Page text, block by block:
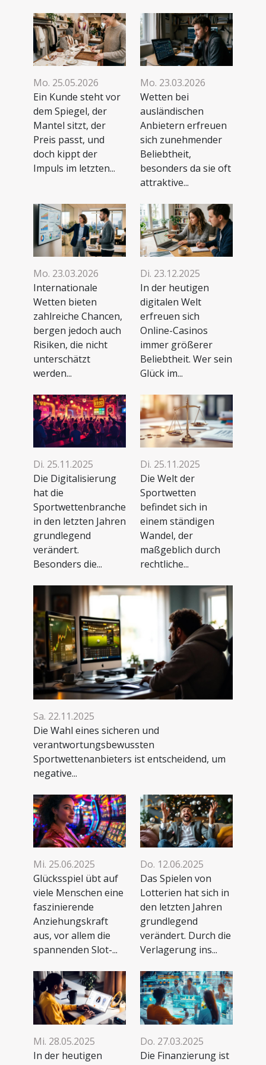
Mo. 25.05.2026
Ein Kunde steht vor
dem Spiegel, der
Mantel sitzt, der
Preis passt, und
doch kippt der
Impuls im letzten...
Mo. 23.03.2026
Wetten bei
ausländischen
Anbietern erfreuen
sich zunehmender
Beliebtheit,
besonders da sie oft
attraktive...
Mo. 23.03.2026
Internationale
Wetten bieten
zahlreiche Chancen,
bergen jedoch auch
Risiken, die nicht
unterschätzt
werden...
Di. 23.12.2025
In der heutigen
digitalen Welt
erfreuen sich
Online-Casinos
immer größerer
Beliebtheit. Wer sein
Glück im...
Di. 25.11.2025
Die Digitalisierung
hat die
Sportwettenbranche
in den letzten Jahren
grundlegend
verändert.
Besonders die...
Di. 25.11.2025
Die Welt der
Sportwetten
befindet sich in
einem ständigen
Wandel, der
maßgeblich durch
rechtliche...
Sa. 22.11.2025
Die Wahl eines sicheren und
verantwortungsbewussten
Sportwettenanbieters ist entscheidend, um
negative...
Mi. 25.06.2025
Glücksspiel übt auf
viele Menschen eine
faszinierende
Anziehungskraft
aus, vor allem die
spannenden Slot-...
Do. 12.06.2025
Das Spielen von
Lotterien hat sich in
den letzten Jahren
grundlegend
verändert. Durch die
Verlagerung ins...
Mi. 28.05.2025
In der heutigen
Do. 27.03.2025
Die Finanzierung ist